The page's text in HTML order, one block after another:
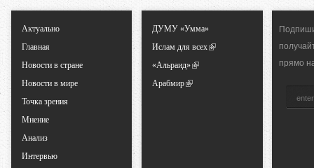
н
е
Актуально
Главная
Новости в стране
Новости в мире
Точка зрения
Мнение
Анализ
Интервью
ДУМУ «Умма»
Ислам для всех
«Альраид»
Арабмир
прямо